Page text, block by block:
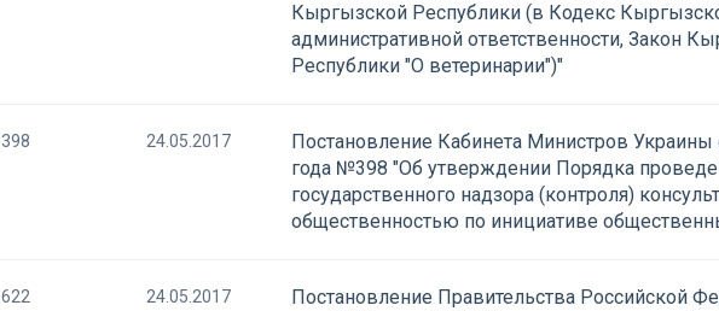
Кыргызской Республики (в Кодекс
административной ответственности, Закон
Республики "О ветеринарии")"
398 24.05.2017
Постановление Кабинета Министров Украины
года №398 "Об утверждении Порядка
государственного надзора (контроля)
общественностью по инициативе
622 24.05.2017
Постановление Правительства Российской